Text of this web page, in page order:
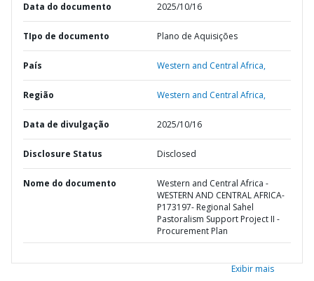
Data do documento 2025/10/16
TIpo de documento Plano de Aquisições
País Western and Central Africa,
Região Western and Central Africa,
Data de divulgação 2025/10/16
Disclosure Status Disclosed
Nome do documento
Western and Central Africa -
WESTERN AND CENTRAL AFRICA-
P173197- Regional Sahel
Pastoralism Support Project II -
Procurement Plan
Exibir mais